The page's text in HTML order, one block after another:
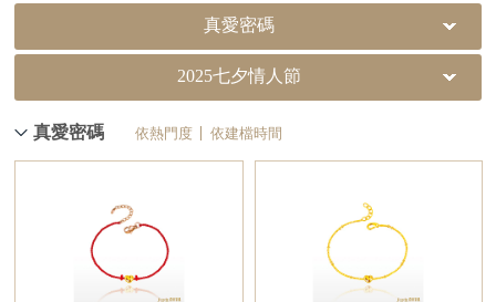
真愛密碼
2025七夕情人節
真愛密碼 依熱門度 依建檔時間